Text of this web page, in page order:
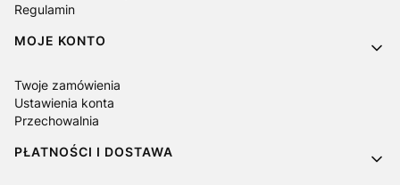
Regulamin
MOJE KONTO
Twoje zamówienia
Ustawienia konta
Przechowalnia
PŁATNOŚCI I DOSTAWA